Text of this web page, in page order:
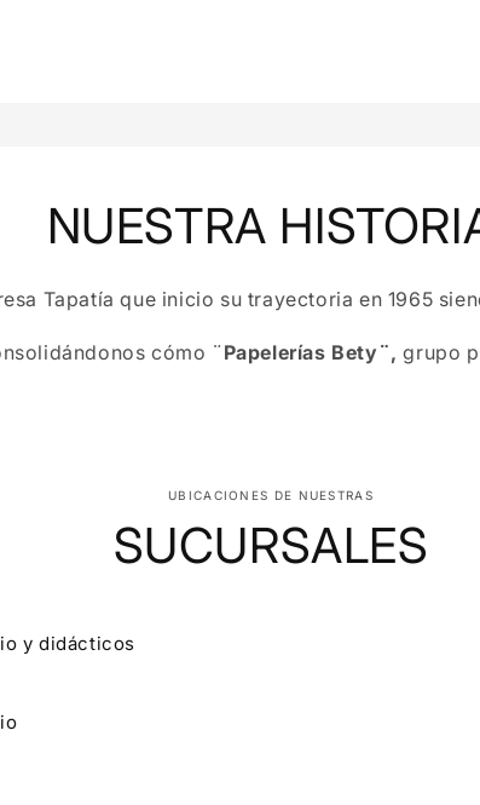
NUESTRA
Tapatía que inicio su trayectoria en 1965
cómo ¨ Papelerías Bety¨,grupo
UBICACIONES DE NUESTRAS
SUCURSALES
y didácticos